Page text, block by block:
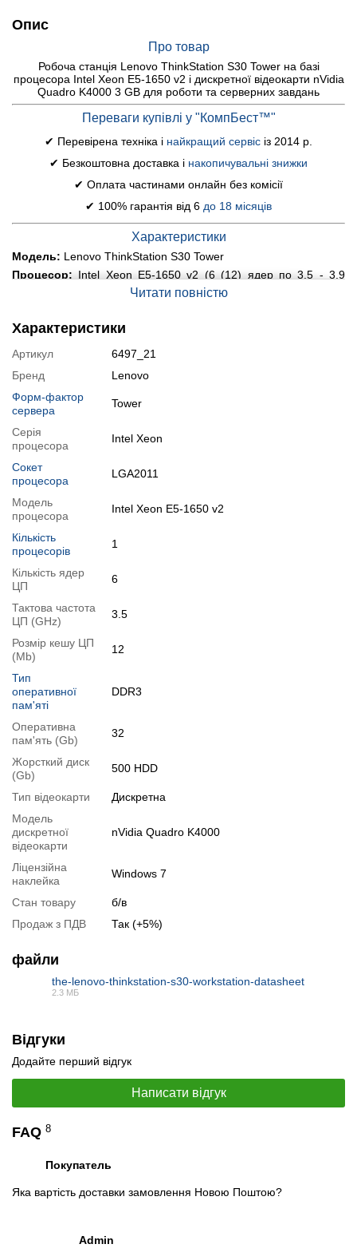
Опис
Про товар
Робоча станція Lenovo ThinkStation S30 Tower на базі
процесора Intel Xeon E5-1650 v2 і дискретної відеокарти nVidia
Quadro K4000 3 GB для роботи та серверних завдань
Переваги купівлі у "КомпБест™"
✔ Перевірена техніка і найкращий сервіс із 2014 р.
✔ Безкоштовна доставка і накопичувальні знижки
✔ Оплата частинами онлайн без комісії
✔ 100% гарантія від 6 до 18 місяців
Характеристики
Модель: Lenovo ThinkStation S30 Tower
Процесор: Intel Xeon E5-1650 v2 (6 (12) ядер по 3.5 - 3.9
GHz), 12 MB Smart Cache
Постійна пам'ять:500 GB HDD
Порти:4x USB 3.0, 8x USB 2.0, 1x COM-порт, 1x LAN (RJ-45),
5x Audio, 1x DVI, 2x DisplayPort
Оптичний привід:
Блок живлення:
610W
Стан:
звичайного використання)
Можлива модифікація:
1.
Збільшення об'єму RAM
2.Збільшення розміру HDD
Ви можете розширити строк гарантії на
Можлива також комплектація
Для цього додайте в корзину відповідну позицію з розділу
"Аксесуари" разом з основним товаром.
Специфікація процесора:
Тестування процесора:
Специфікація відеокарти:
Тестування відеокарти:
Відеоогляд
Слідкувати на Facebook
Читати повністю
Характеристики
Артикул
6497_21
Бренд
Lenovo
Форм-фактор
сервера
Tower
Серія
процесора
Intel Xeon
Сокет
процесора
LGA2011
Модель
процесора
Intel Xeon E5-1650 v2
Кількість
процесорів
1
Кількість ядер
ЦП
6
Тактова частота
ЦП (GHz)
3.5
Розмір кешу ЦП
(Mb)
12
Тип
оперативної
пам'яті
DDR3
Оперативна
пам'ять (Gb)
32
Жорсткий диск
(Gb)
500 HDD
Тип відеокарти
Дискретна
Модель
дискретної
відеокарти
nVidia Quadro K4000
Ліцензійна
наклейка
Windows 7
Стан товару
б/в
Продаж з ПДВ
Так (+5%)
файли
the-lenovo-thinkstation-s30-workstation-datasheet
2.3 МБ
Відгуки
Додайте перший відгук
Написати відгук
FAQ 8
Покупатель
Яка вартість доставки замовлення Новою Поштою?
Admin